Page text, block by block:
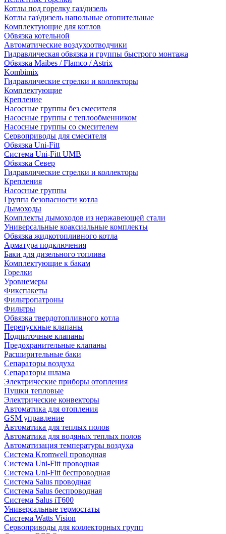
Котлы под горелку газ/дизель
Котлы газ\дизель напольные отопительные
Комплектующие для котлов
Обвязка котельной
Автоматические воздухоотводчики
Гидравлическая обвязка и группы быстрого монтажа
Обвязка Maibes / Flamco / Astrix
Kombimix
Гидравлические стрелки и коллекторы
Комплектующие
Крепление
Насосные группы без смесителя
Насосные группы с теплообменником
Насосные группы со смесителем
Сервоприводы для смесителя
Обвязка Uni-Fitt
Система Uni-Fitt UMB
Обвязка Север
Гидравлические стрелки и коллекторы
Крепления
Насосные группы
Группа безопасности котла
Дымоходы
Комплекты дымоходов из нержавеющей стали
Универсальные коаксиальные комплекты
Обвязка жидкотопливного котла
Арматура подключения
Баки для дизельного топлива
Комплектующие к бакам
Горелки
Уровнемеры
Фикспакеты
Фильтропатроны
Фильтры
Обвязка твердотопливного котла
Перепускные клапаны
Подпиточные клапаны
Предохранительные клапаны
Расширительные баки
Сепараторы воздуха
Сепараторы шлама
Электрические приборы отопления
Пушки тепловые
Электрические конвекторы
Автоматика для отопления
GSM управление
Автоматика для теплых полов
Автоматика для водяных теплых полов
Автоматизация температуры воздуха
Система Kromwell проводная
Система Uni-Fitt проводная
Система Uni-Fitt беспроводная
Система Salus проводная
Система Salus беспроводная
Система Salus iT600
Универсальные термостаты
Система Watts Vision
Сервоприводы для коллекторных групп